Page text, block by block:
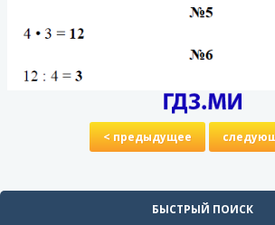
< предыдущее
БЫСТРЫЙ ПОИСК